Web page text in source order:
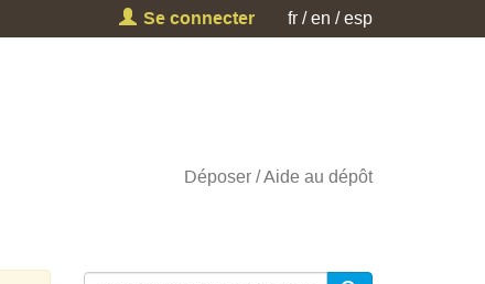
Se connecter fr en esp
Déposer Aide au dépôt